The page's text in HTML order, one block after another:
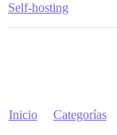
Self-hosting
Inicio Categorías